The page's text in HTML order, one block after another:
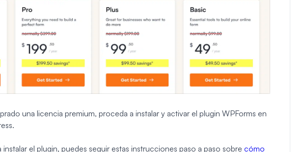
una licencia premium, proceda a instalar y activar el plugin WPForms en
instalar el plugin, puedes seguir estas instrucciones paso a paso sobre cómo